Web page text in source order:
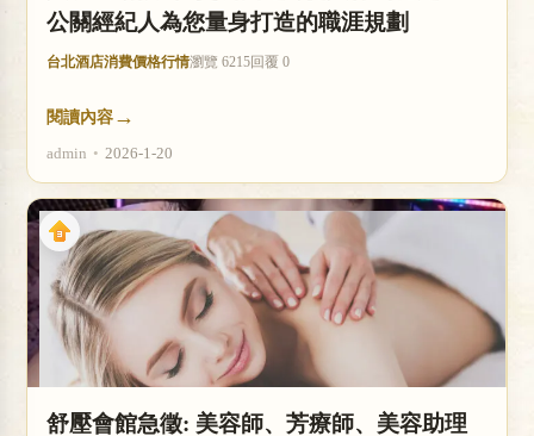
公關經紀人為您量身打造的職涯規劃
台北酒店消費價格行情瀏覽 6215回覆 0
閱讀內容 →
admin • 2026-1-20
舒壓會館急徵: 美容師、芳療師、美容助理